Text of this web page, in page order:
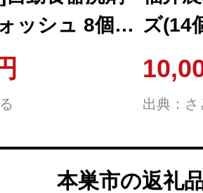
ッシュ 8個セ ズ(14
の肥
出典：さ
本巣市の返礼